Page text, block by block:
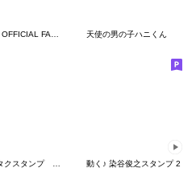
天使の男の子ハニくん
9太郎オタクスタンプ 言葉足らず一歌編 動く♪ 染谷俊之スタンプ 2